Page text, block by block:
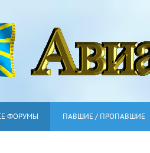
ФОРУМЫ ПАВШИЕ / ПРОПАВШИЕ